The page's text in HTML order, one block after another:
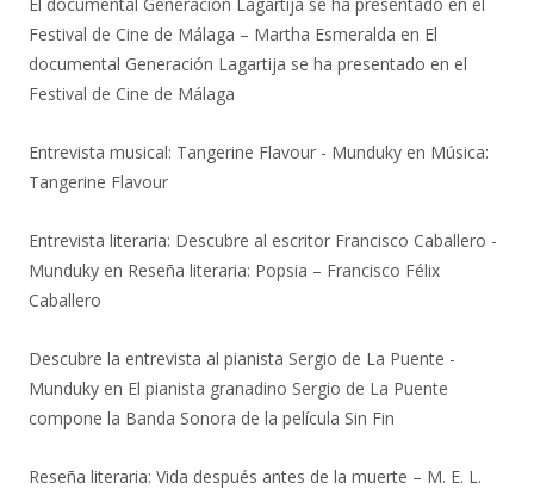
Festival de Cine de Málaga – Martha Esmeralda en El
documental Generación Lagartija se ha presentado en el
Festival de Cine de Málaga
Entrevista musical: Tangerine Flavour - Munduky en Música:
Tangerine Flavour
Entrevista literaria: Descubre al escritor Francisco Caballero -
Munduky en Reseña literaria: Popsia – Francisco Félix
Caballero
Descubre la entrevista al pianista Sergio de La Puente -
Munduky en El pianista granadino Sergio de La Puente
compone la Banda Sonora de la película Sin Fin
Reseña literaria: Vida después antes de la muerte – M. E. L.